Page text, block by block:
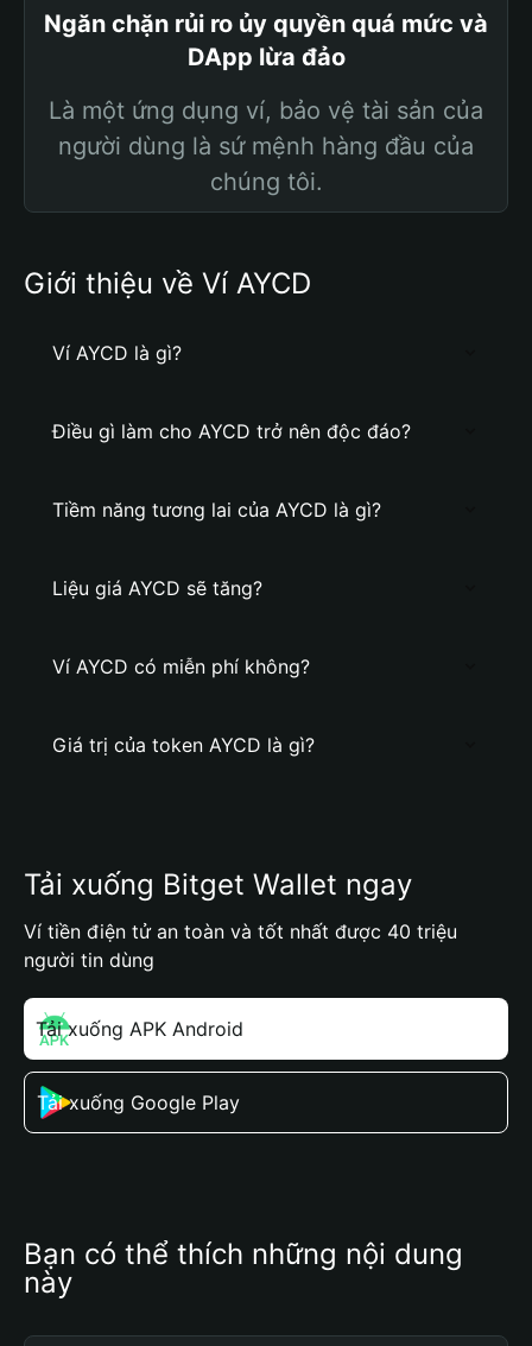
Ngăn chặn rủi ro ủy quyền quá mức và
DApp lừa đảo
Là một ứng dụng ví, bảo vệ tài sản của
người dùng là sứ mệnh hàng đầu của
chúng tôi.
Giới thiệu về Ví AYCD
Ví AYCD là gì?
Điều gì làm cho AYCD trở nên độc đáo?
Tiềm năng tương lai của AYCD là gì?
Liệu giá AYCD sẽ tăng?
Ví AYCD có miễn phí không?
Giá trị của token AYCD là gì?
Tải xuống Bitget Wallet ngay
Ví tiền điện tử an toàn và tốt nhất được 40 triệu
người tin dùng
Tải xuống APK Android
Tải xuống Google Play
Bạn có thể thích những nội dung
này